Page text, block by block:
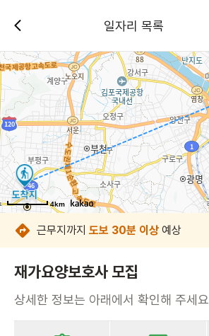
일자리 목록
4km
4km
4km
4km
4km
4km
4km
4km
근무지까지 도보 30분 이상 예상
재가요양보호사 모집
상세한 정보는 아래에서 확인해 주세요